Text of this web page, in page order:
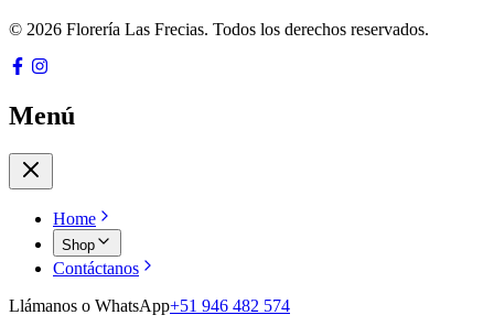
© 2026 Florería Las Frecias. Todos los derechos reservados.
Menú
Home
Shop
Contáctanos
Llámanos o WhatsApp+51 946 482 574